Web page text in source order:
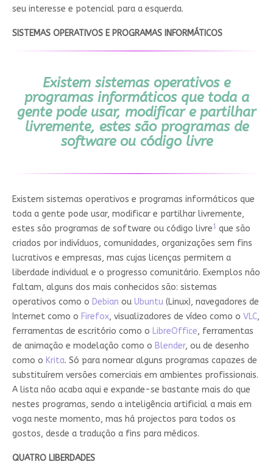
seu interesse e potencial para a esquerda.
SISTEMAS OPERATIVOS E PROGRAMAS INFORMÁTICOS
Existem sistemas operativos e
programas informáticos que toda a
gente pode usar, modificar e partilhar
livremente, estes são programas de
software ou código livre
Existem sistemas operativos e programas informáticos que
toda a gente pode usar, modificar e partilhar livremente,
estes são programas de software ou código livre1que são
criados por indivíduos, comunidades, organizações sem fins
lucrativos e empresas, mas cujas licenças permitem a
liberdade individual e o progresso comunitário. Exemplos não
faltam, alguns dos mais conhecidos são: sistemas
operativos como o Debian ou Ubuntu(Linux), navegadores de
Internet como o Firefox, visualizadores de vídeo como o VLC,
ferramentas de escritório como o LibreOffice, ferramentas
de animação e modelação como o Blender, ou de desenho
como o Krita. Só para nomear alguns programas capazes de
substituírem versões comerciais em ambientes profissionais.
A lista não acaba aqui e expande-se bastante mais do que
nestes programas, sendo a inteligência artificial a mais em
voga neste momento, mas há projectos para todos os
gostos, desde a tradução a fins para médicos.
QUATRO LIBERDADES